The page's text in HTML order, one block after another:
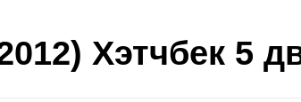
Хэтчбек 5